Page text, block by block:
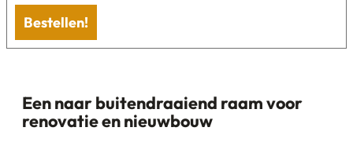
Bestellen!
Een naar buitendraaiend raam voor
renovatie en nieuwbouw